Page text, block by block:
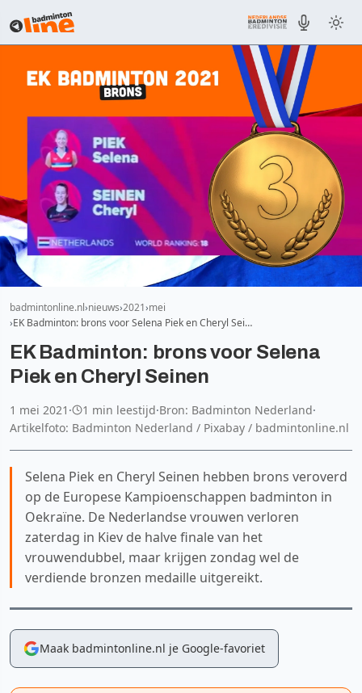
badmintonline.nl nieuws 2021 mei
EK Badminton: brons voor Selena Piek en Cheryl Sei…
EK Badminton: brons voor Selena
Piek en Cheryl Seinen
1 mei 2021 · 1 min leestijd·Bron: Badminton Nederland·
Artikelfoto: Badminton Nederland / Pixabay / badmintonline.nl
Selena Piek en Cheryl Seinen hebben brons veroverd
op de Europese Kampioenschappen badminton in
Oekraïne. De Nederlandse vrouwen verloren
zaterdag in Kiev de halve finale van het
vrouwendubbel, maar krijgen zondag wel de
verdiende bronzen medaille uitgereikt.
Maak badmintonline.nl je Google-favoriet